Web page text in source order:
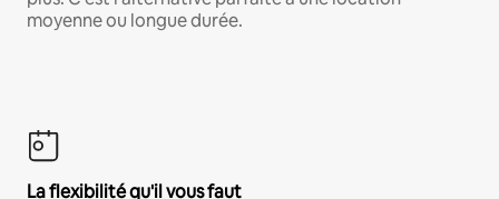
moyenne ou longue durée.
La flexibilité qu'il vous faut